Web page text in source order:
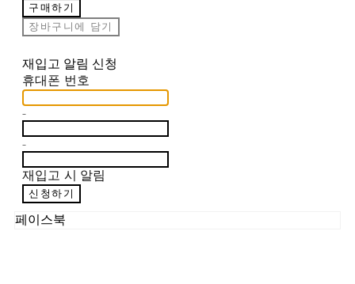
구매하기
장바구니에 담기
재입고 알림 신청
휴대폰 번호
-
-
재입고 시 알림
신청하기
페이스북